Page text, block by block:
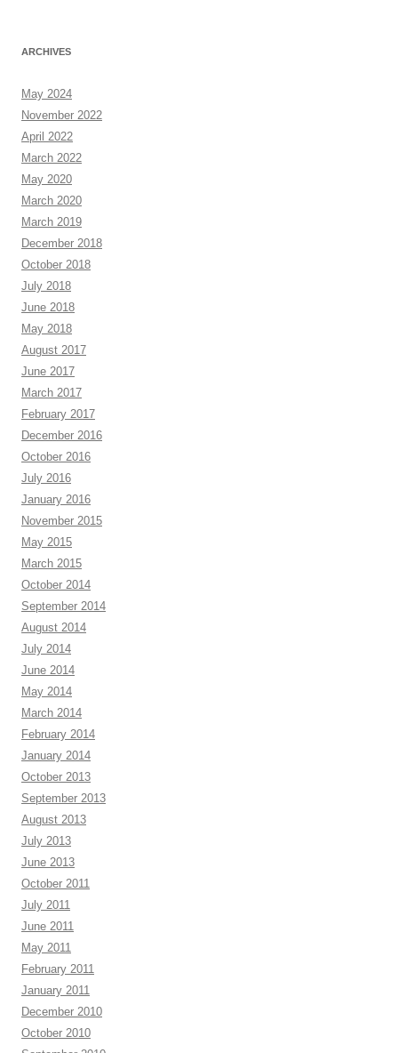
ARCHIVES
May 2024
November 2022
April 2022
March 2022
May 2020
March 2020
March 2019
December 2018
October 2018
July 2018
June 2018
May 2018
August 2017
June 2017
March 2017
February 2017
December 2016
October 2016
July 2016
January 2016
November 2015
May 2015
March 2015
October 2014
September 2014
August 2014
July 2014
June 2014
May 2014
March 2014
February 2014
January 2014
October 2013
September 2013
August 2013
July 2013
June 2013
October 2011
July 2011
June 2011
May 2011
February 2011
January 2011
December 2010
October 2010